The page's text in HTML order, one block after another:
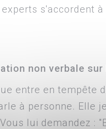
s'accordent
non verbale
entre en tempête
à personne. Elle
lui demandez :